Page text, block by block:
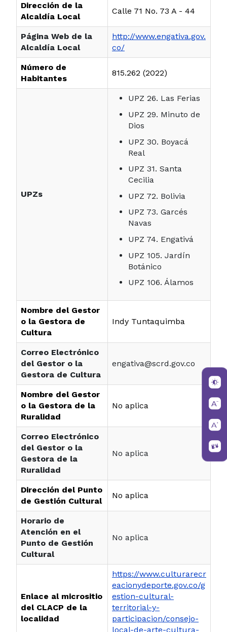
Dirección de la
Alcaldía Local
Calle 71 No. 73 A - 44
Página Web de la
Alcaldía Local
http://www.engativa.gov.
co/
Número de
Habitantes
815.262 (2022)
UPZs
UPZ 26. Las Ferias
UPZ 29. Minuto de
Dios
UPZ 30. Boyacá
Real
UPZ 31. Santa
Cecilia
UPZ 72. Bolivia
UPZ 73. Garcés
Navas
UPZ 74. Engativá
UPZ 105. Jardín
Botánico
UPZ 106. Álamos
Nombre del Gestor
o la Gestora de
Cultura
Indy Tuntaquimba
Correo Electrónico
del Gestor o la
Gestora de Cultura
engativa@scrd.gov.co
Nombre del Gestor
o la Gestora de la
Ruralidad
No aplica
Correo Electrónico
del Gestor o la
Gestora de la
Ruralidad
No aplica
Dirección del Punto
de Gestión Cultural
No aplica
Horario de
Atención en el
Punto de Gestión
Cultural
No aplica
Enlace al micrositio
del CLACP de la
localidad
https://www.culturarecr
eacionydeporte.gov.co/g
estion-cultural-
territorial-y-
participacion/consejo-
local-de-arte-cultura-